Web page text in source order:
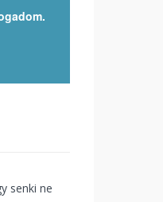
senki ne